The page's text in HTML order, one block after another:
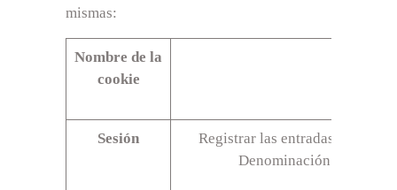
mismas:
Nombre de la
cookie
Sesión
Registrar las entradas de
Denominación de